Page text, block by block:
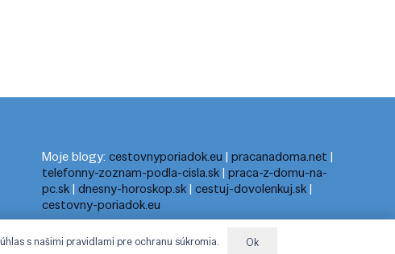
Moje blogy: cestovnyporiadok.eu | pracanadoma.net |
telefonny-zoznam-podla-cisla.sk| praca-z-domu-na-
pc.sk| dnesny-horoskop.sk| cestuj-dovolenkuj.sk|
cestovny-poriadok.eu
s našimi pravidlami pre ochranu súkromia. Ok